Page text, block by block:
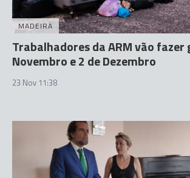
MADEIRA
Trabalhadores da ARM vão fazer
Novembro e 2 de Dezembro
23 Nov 11:38